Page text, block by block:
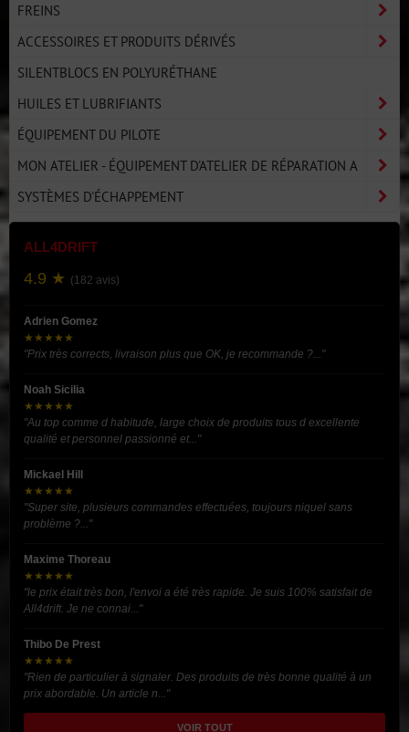
FREINS
ACCESSOIRES ET PRODUITS DÉRIVÉS
SILENTBLOCS EN POLYURÉTHANE
HUILES ET LUBRIFIANTS
ÉQUIPEMENT DU PILOTE
MON ATELIER - ÉQUIPEMENT D'ATELIER DE RÉPARATION A
SYSTÈMES D'ÉCHAPPEMENT
ALL4DRIFT
4.9 ★ (182 avis)
Adrien Gomez
★★★★★
"Prix très corrects, livraison plus que OK, je recommande ?..."
Noah Sicilia
★★★★★
"Au top comme d habitude, large choix de produits tous d excellente
qualité et personnel passionné et..."
Mickael Hill
★★★★★
"Super site, plusieurs commandes effectuées, toujours niquel sans
problème ?..."
Maxime Thoreau
★★★★★
"le prix était très bon, l'envoi a été très rapide. Je suis 100% satisfait de
All4drift. Je ne connai..."
Thibo De Prest
★★★★★
"Rien de particulier à signaler. Des produits de très bonne qualité à un
prix abordable. Un article n..."
VOIR TOUT